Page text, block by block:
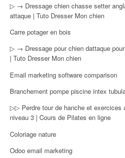
▷ → Dressage chien chasse setter
attaque | Tuto Dresser Mon chien
Carre potager en bois
▷ → Dressage pour chien dattaque
| Tuto Dresser Mon chien
Email marketing software comparison
Branchement pompe piscine intex
▷▷ Perdre tour de hanche et exercices
niveau 3 | Cours de Pilates en ligne
Coloriage nature
Odoo email marketing